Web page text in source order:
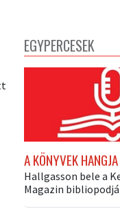
EGYPERCESEK
A KÖNYVEK HANGJA
Hallgasson bele a
Magazin